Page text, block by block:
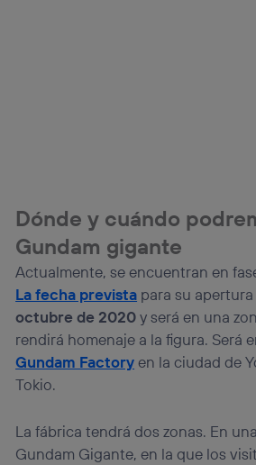
Dónde y cuándo
Gundam gigante
Actualmente, se encuentran en
La fecha prevista para su
octubre de 2020y será en una
rendirá homenaje a la figura. Será
Gundam Factoryen la ciudad de
Tokio.
La fábrica tendrá dos zonas. En
Gundam Gigante, en la que los